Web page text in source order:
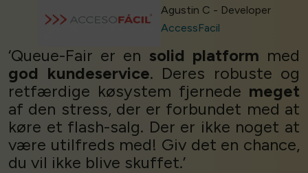
Agustin C - Developer
AccessFacil
‘Queue-Fair er en solid platform med
god kundeservice. Deres robuste og
retfærdige køsystem fjernede meget
af den stress, der er forbundet med at
køre et flash-salg. Der er ikke noget at
være utilfreds med! Giv det en chance,
du vil ikke blive skuffet.’